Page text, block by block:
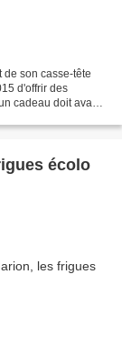
de son casse-tête
d'offrir des
cadeau doit avant
écolo